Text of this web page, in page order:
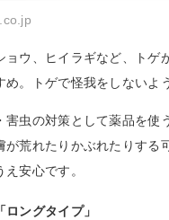
ョウ、ヒイラギなど、トゲ
め。トゲで怪我をしないよ
害虫の対策として薬品を使
が荒れたりかぶれたりする
安心です。
ングタイプ」